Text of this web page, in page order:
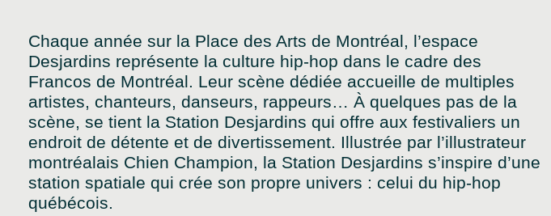
Chaque année sur la Place des Arts de Montréal, l’espace
Desjardins représente la culture hip-hop dans le cadre des
Francos de Montréal. Leur scène dédiée accueille de multiples
artistes, chanteurs, danseurs, rappeurs… À quelques pas de la
scène, se tient la Station Desjardins qui offre aux festivaliers un
endroit de détente et de divertissement. Illustrée par l’illustrateur
montréalais Chien Champion, la Station Desjardins s’inspire d’une
station spatiale qui crée son propre univers : celui du hip-hop
québécois.